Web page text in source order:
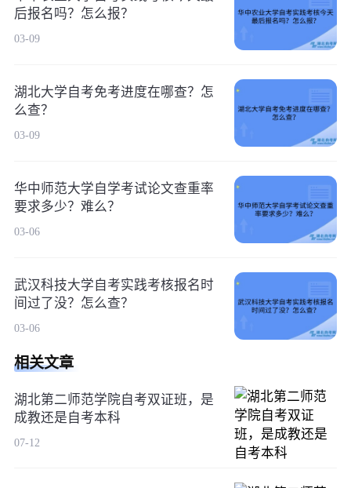
后报名吗？怎么报？
03-09
湖北大学自考免考进度在哪查？怎
么查？
03-09
华中师范大学自学考试论文查重率
要求多少？难么？
03-06
武汉科技大学自考实践考核报名时
间过了没？怎么查？
03-06
相关文章
湖北第二师范学院自考双证班，是
成教还是自考本科
07-12